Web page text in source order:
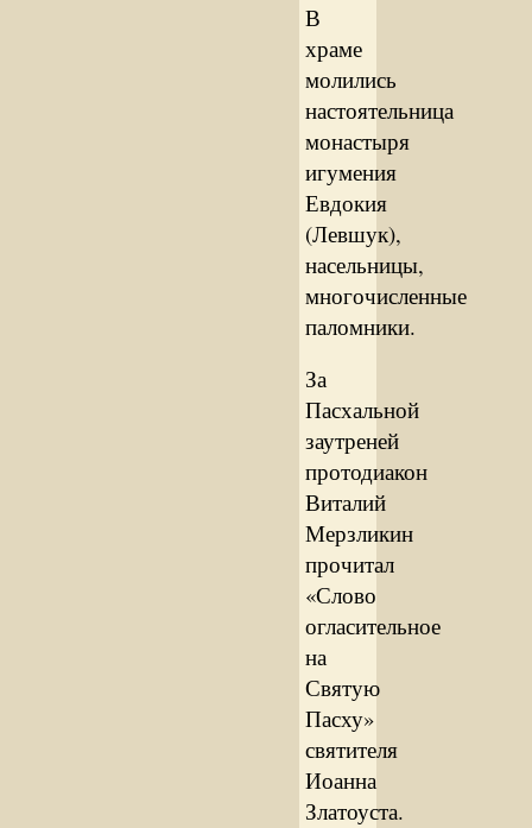
В
храме
молились
настоятельница
монастыря
игумения
Евдокия
(Левшук),
насельницы,
многочисленные
паломники.
За
Пасхальной
заутреней
протодиакон
Виталий
Мерзликин
прочитал
«Слово
огласительное
на
Святую
Пасху»
святителя
Иоанна
Златоуста.